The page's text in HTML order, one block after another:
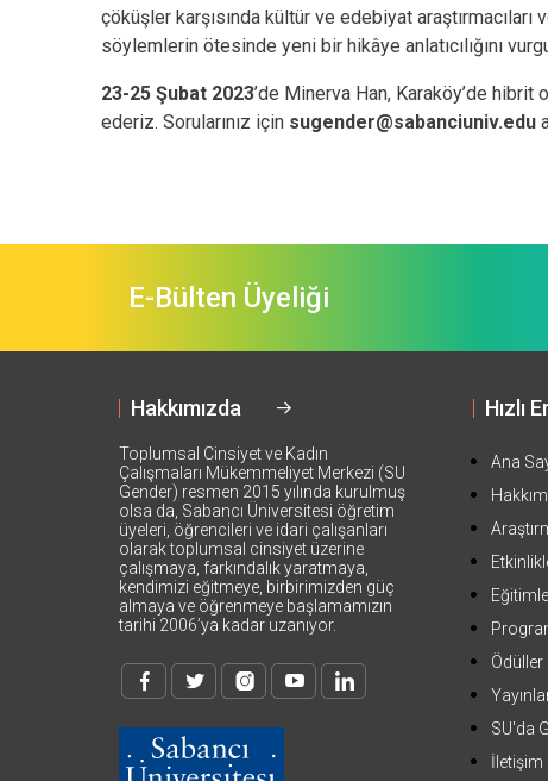
çöküşler karşısında kültür ve edebiyat
söylemlerin ötesinde yeni bir hikâye anlatıcılığını
23-25 Şubat 2023’de Minerva Han, Karaköy’de hibrit
ederiz. Sorularınız için sugender@sabanciuniv.edu
E-Bülten Üyeliği
Hakkımızda
Toplumsal Cinsiyet ve Kadın
Çalışmaları Mükemmeliyet Merkezi (SU
Gender) resmen 2015 yılında kurulmuş
olsa da, Sabancı Üniversitesi öğretim
üyeleri, öğrencileri ve idari çalışanları
olarak toplumsal cinsiyet üzerine
çalışmaya, farkındalık yaratmaya,
kendimizi eğitmeye, birbirimizden güç
almaya ve öğrenmeye başlamamızın
tarihi 2006’ya kadar uzanıyor.
Hızlı
Ana
Ödüller
SU'da
İletişim